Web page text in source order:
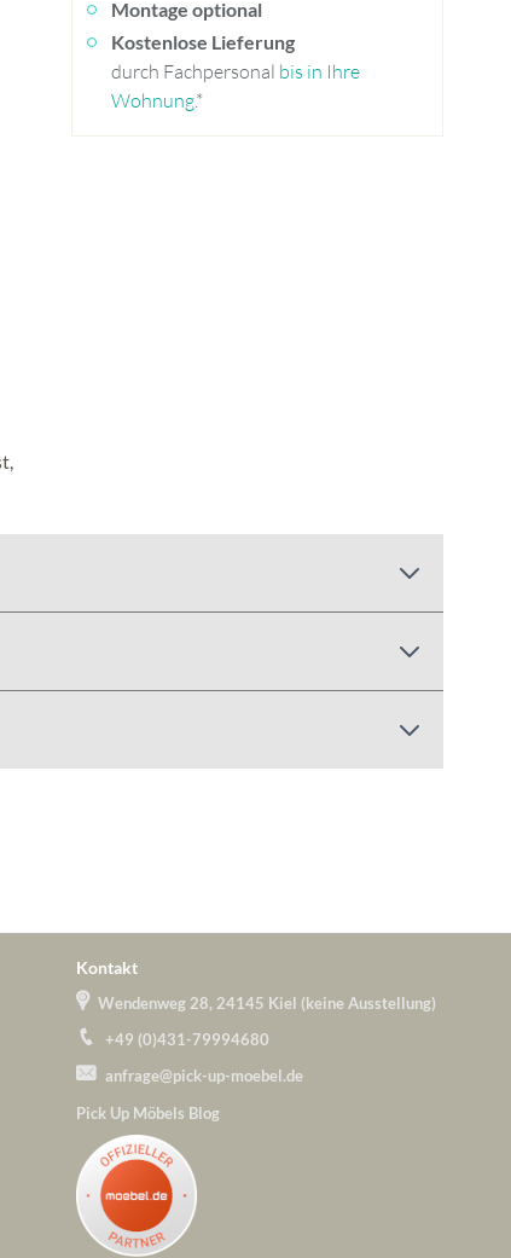
Montage optional
Kostenlose Lieferung
durch Fachpersonal bis in Ihre
Wohnung.*
Kontakt
Wendenweg 28, 24145 Kiel (keine Ausstellung)
+49 (0)431-79994680
anfrage@pick-up-moebel.de
Pick Up Möbels Blog